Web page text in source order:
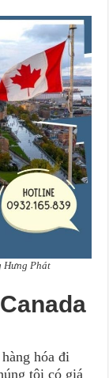
Hưng Phát
hóa đi
tôi có giá